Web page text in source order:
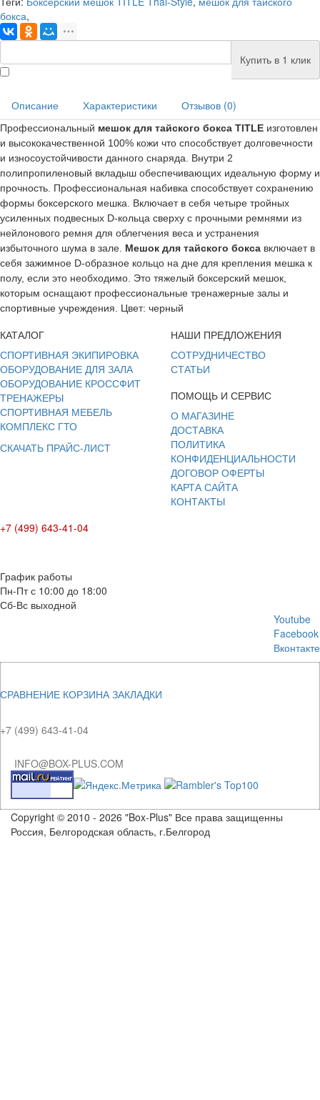
бокса,
Купить в 1 клик
Описание Характеристики Отзывов (0)
Профессиональный мешок для тайского бокса TITLE изготовлен
и высококачественной 100% кожи что способствует долговечности
и износоустойчивости данного снаряда.
Внутри 2
полипропиленовый вкладыш обеспечивающих идеальную форму и
прочность. Профессиональная набивка способствует сохранению
формы боксерского мешка. Включает в себя четыре тройных
усиленных подвесных D-кольца сверху с прочными ремнями из
нейлонового ремня для облегчения веса и устранения
избыточного шума в зале. Мешок для тайского бокса включает в
себя зажимное D-образное кольцо на дне для крепления мешка к
полу, если это необходимо . Это тяжелый боксерский мешок,
которым оснащают профессиональные тренажерные залы и
спортивные учреждения. Цвет: черный
КАТАЛОГ
СПОРТИВНАЯ ЭКИПИРОВКА
ОБОРУДОВАНИЕ ДЛЯ ЗАЛА
ОБОРУДОВАНИЕ КРОССФИТ
ТРЕНАЖЕРЫ
СПОРТИВНАЯ МЕБЕЛЬ
КОМПЛЕКС ГТО
СКАЧАТЬ ПРАЙС-ЛИСТ
НАШИ ПРЕДЛОЖЕНИЯ
СОТРУДНИЧЕСТВО
СТАТЬИ
ПОМОЩЬ И СЕРВИС
О МАГАЗИНЕ
ДОСТАВКА
ПОЛИТИКА
КОНФИДЕНЦИАЛЬНОСТИ
ДОГОВОР ОФЕРТЫ
КАРТА САЙТА
КОНТАКТЫ
+7 (499) 643-41-04
График работы
Пн-Пт с 10:00 до 18:00
Сб-Вс выходной
Youtube
Facebook
Вконтакте
СРАВНЕНИЕ КОРЗИНА ЗАКЛАДКИ
+7 (499) 643-41-04
INFO@BOX-PLUS.COM
Copyright © 2010 - 2026 "Box-Plus" Все права защищенны
Россия, Белгородская область, г.Белгород